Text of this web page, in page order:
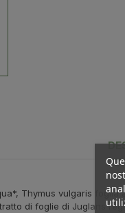
Thymus vulgaris
di foglie di Juglans